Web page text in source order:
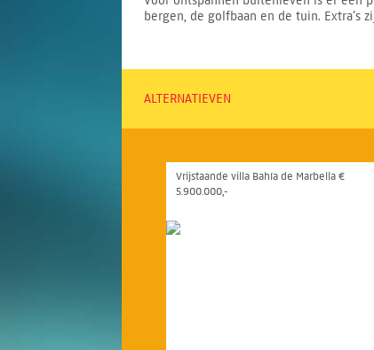
bergen, de golfbaan en de tuin.
ALTERNATIEVEN
Vrijstaande villa Bahía de Marbella €
5.900.000,-